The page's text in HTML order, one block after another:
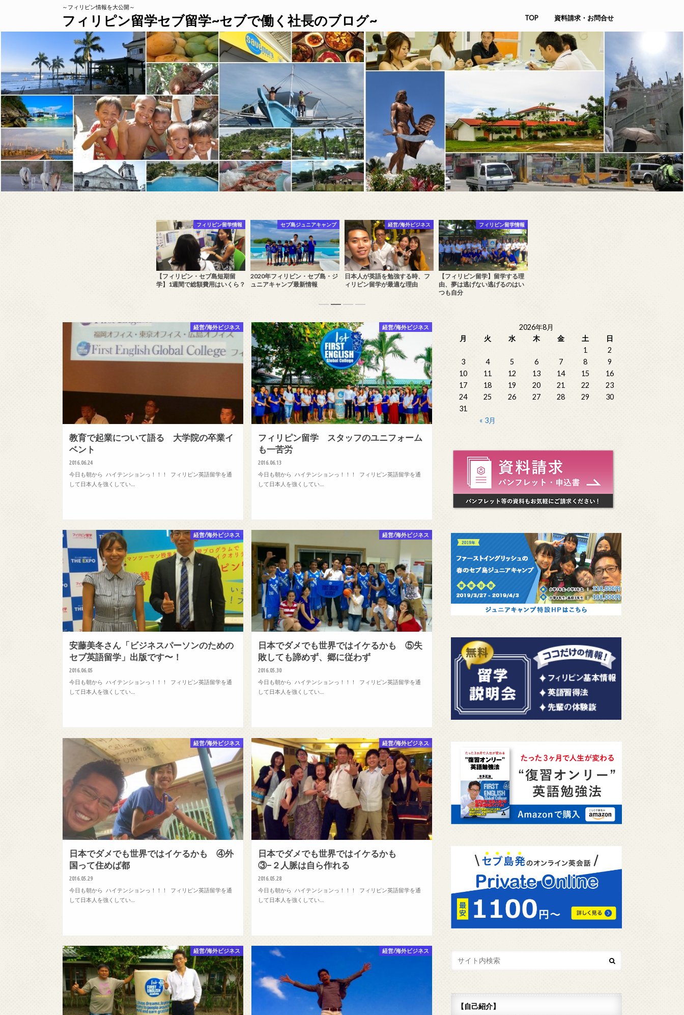
～フィリピン情報を大公開～
フィリピン留学セブ留学~セブで働く社長のブログ~ TOP 資料請求・お問合せ
フィリピン留学情報
【フィリピン・セブ島短期留
学】1週間で総額費用はいくら？
セブ島ジュニアキャンプ
2020年フィリピン・セブ島・ジ
ュニアキャンプ最新情報
経営/海外ビジネス
日本人が英語を勉強する時、フ
ィリピン留学が最適な理由
フィリピン留学情報
【フィリピン留学】留学する理
由、夢は逃げない逃げるのはい
つも自分
経営/海外ビジネス
教育で起業について語る 大学院の卒業イ
ベント
2016.06.24
今日も朝から ハイテンションっ！！！ フィリピン英語留学を通
して日本人を強くしてい…
経営/海外ビジネス
フィリピン留学 スタッフのユニフォーム
も一苦労
2016.06.13
今日も朝から ハイテンションっ！！！ フィリピン英語留学を通
して日本人を強くしてい…
経営/海外ビジネス
安藤美冬さん「ビジネスパーソンのための
セブ英語留学」出版です〜！
2016.06.05
今日も朝から ハイテンションっ！！！ フィリピン英語留学を通
して日本人を強くしてい…
経営/海外ビジネス
日本でダメでも世界ではイケるかも ⑤失
敗しても諦めず、郷に従わず
2016.05.30
今日も朝から ハイテンションっ！！！ フィリピン英語留学を通
して日本人を強くしてい…
経営/海外ビジネス
日本でダメでも世界ではイケるかも ④外
国って住めば都
2016.05.29
今日も朝から ハイテンションっ！！！ フィリピン英語留学を通
して日本人を強くしてい…
経営/海外ビジネス
日本でダメでも世界ではイケるかも
③−２人脈は自ら作れる
2016.05.28
今日も朝から ハイテンションっ！！！ フィリピン英語留学を通
して日本人を強くしてい…
経営/海外ビジネス 経営/海外ビジネス
2026年8月
月
火 水 木 金 土 日
« 3月
1
2
3
4 5 6 7 8
9
10
11 12 13 14 15
16
17
18 19 20 21 22
23
24
25 26 27 28 29
30
31
【自己紹介】